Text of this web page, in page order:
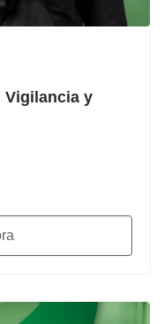
Vigilancia y